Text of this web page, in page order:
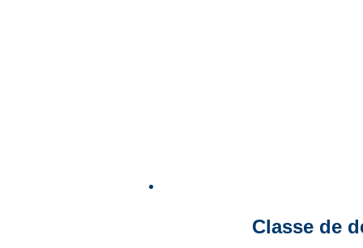
Classe de